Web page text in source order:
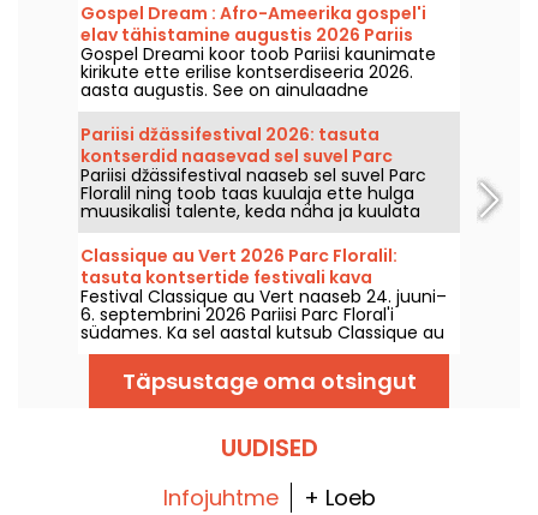
Gospel Dream : Afro-Ameerika gospel'i
elav tähistamine augustis 2026 Pariis
Gospel Dreami koor toob Pariisi kaunimate
kirikute ette erilise kontserdiseeria 2026.
aasta augustis. See on ainulaadne
muusikaelamus, mis tähistab lootust,
ühtsust ja vastupidavust Aafrika-Ameerika
kiriku autentsete laulude kaudu.
Pariisi džässifestival 2026: tasuta
kontserdid naasevad sel suvel Parc
Floralil, kava
Pariisi džässifestival naaseb sel suvel Parc
Floralil ning toob taas kuulaja ette hulga
muusikalisi talente, keda näha ja kuulata
idüllilises looduses. Alljärgnev on tasuta
kontsertide kava, mida tasub avastada 24.
juunist 6. septembrini 2026!
Classique au Vert 2026 Parc Floralil:
tasuta kontsertide festivali kava
Festival Classique au Vert naaseb 24. juuni–
6. septembrini 2026 Pariisi Parc Floral'i
südames. Ka sel aastal kutsub Classique au
Vert muusikahuvilisi ja algajaid kuulajaid
nautima head rütmi ja ilusa ilma koos
tunnustatud ja kasvavate artistidega.
Täpsustage oma otsingut
UUDISED
Infojuhtme + Loeb